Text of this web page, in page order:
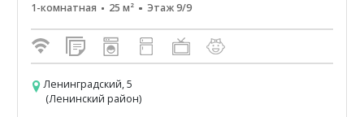
1-комнатная 25 м² Этаж 9/9
Ленинградский, 5
(Ленинский район)